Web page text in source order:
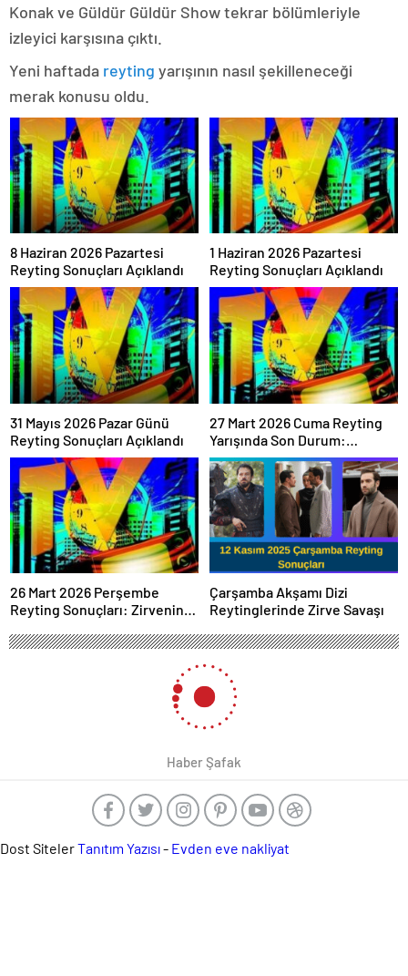
Konak ve Güldür Güldür Show tekrar bölümleriyle
izleyici karşısına çıktı.
Yeni haftada reyting yarışının nasıl şekilleneceği
merak konusu oldu.
8 Haziran 2026 Pazartesi
Reyting Sonuçları Açıklandı
1 Haziran 2026 Pazartesi
Reyting Sonuçları Açıklandı
31 Mayıs 2026 Pazar Günü
Reyting Sonuçları Açıklandı
27 Mart 2026 Cuma Reyting
Yarışında Son Durum:
Sonuçlar Belli Oldu mu?
26 Mart 2026 Perşembe
Reyting Sonuçları: Zirvenin
Çarşamba Akşamı Dizi
Reytinglerinde Zirve Savaşı
Haber Şafak
Dost SitelerTanıtım Yazısı- Evden eve nakliyat